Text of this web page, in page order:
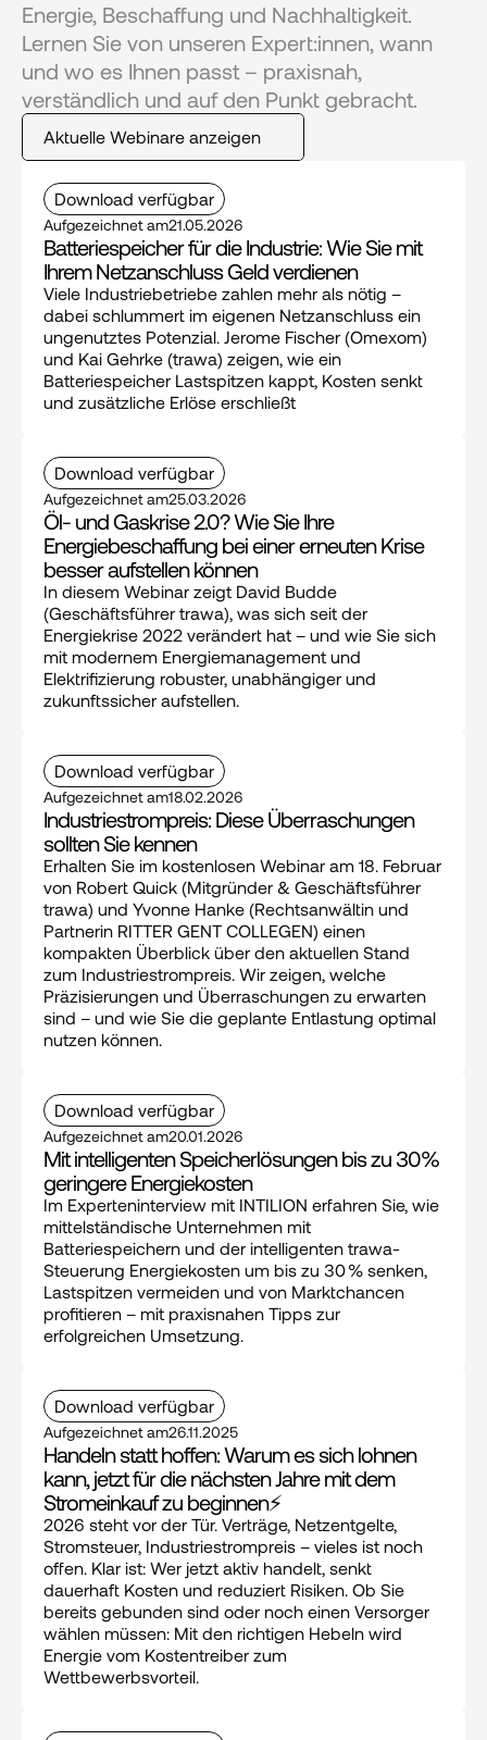
Energie, Beschaffung und Nachhaltigkeit.
Lernen Sie von unseren Expert:innen, wann
und wo es Ihnen passt – praxisnah,
verständlich und auf den Punkt gebracht.
Aktuelle Webinare anzeigen
Download verfügbar
Aufgezeichnet am21.05.2026
Batteriespeicher für die Industrie: Wie Sie mit
Ihrem Netzanschluss Geld verdienen
Viele Industriebetriebe zahlen mehr als nötig –
dabei schlummert im eigenen Netzanschluss ein
ungenutztes Potenzial. Jerome Fischer (Omexom)
und Kai Gehrke (trawa) zeigen, wie ein
Batteriespeicher Lastspitzen kappt, Kosten senkt
und zusätzliche Erlöse erschließt
Download verfügbar
Aufgezeichnet am25.03.2026
Öl- und Gaskrise 2.0? Wie Sie Ihre
Energiebeschaffung bei einer erneuten Krise
besser aufstellen können
In diesem Webinar zeigt David Budde
(Geschäftsführer trawa), was sich seit der
Energiekrise 2022 verändert hat – und wie Sie sich
mit modernem Energiemanagement und
Elektrifizierung robuster, unabhängiger und
zukunftssicher aufstellen.
Download verfügbar
Aufgezeichnet am18.02.2026
Industriestrompreis: Diese Überraschungen
sollten Sie kennen
Erhalten Sie im kostenlosen Webinar am 18. Februar
von Robert Quick (Mitgründer & Geschäftsführer
trawa) und Yvonne Hanke (Rechtsanwältin und
Partnerin RITTER GENT COLLEGEN) einen
kompakten Überblick über den aktuellen Stand
zum Industriestrompreis. Wir zeigen, welche
Präzisierungen und Überraschungen zu erwarten
sind – und wie Sie die geplante Entlastung optimal
nutzen können.
Download verfügbar
Aufgezeichnet am20.01.2026
Mit intelligenten Speicherlösungen bis zu 30%
geringere Energiekosten
Im Experteninterview mit INTILION erfahren Sie, wie
mittelständische Unternehmen mit
Batteriespeichern und der intelligenten trawa-
Steuerung Energiekosten um bis zu 30 % senken,
Lastspitzen vermeiden und von Marktchancen
profitieren – mit praxisnahen Tipps zur
erfolgreichen Umsetzung.
Download verfügbar
Aufgezeichnet am26.11.2025
Handeln statt hoffen: Warum es sich lohnen
kann, jetzt für die nächsten Jahre mit dem
Stromeinkauf zu beginnen⚡
2026 steht vor der Tür. Verträge, Netzentgelte,
Stromsteuer, Industriestrompreis – vieles ist noch
offen. Klar ist: Wer jetzt aktiv handelt, senkt
dauerhaft Kosten und reduziert Risiken. Ob Sie
bereits gebunden sind oder noch einen Versorger
wählen müssen: Mit den richtigen Hebeln wird
Energie vom Kostentreiber zum
Wettbewerbsvorteil.